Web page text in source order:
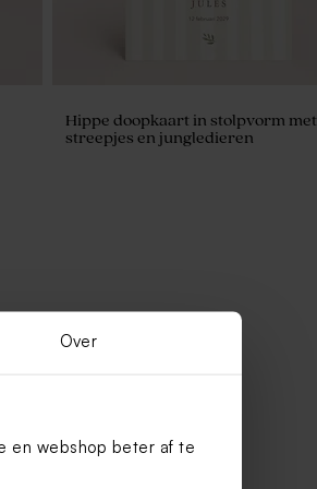
Over
en webshop beter af te
Hippe doopkaart in stolpvorm met
streepjes en jungledieren